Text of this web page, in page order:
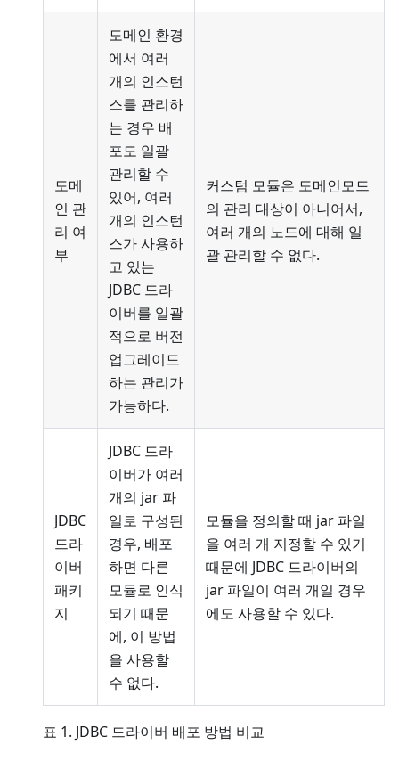
도메
인 관
리 여
부
도메인 환경
에서 여러
개의 인스턴
스를 관리하
는 경우 배
포도 일괄
관리할 수
있어, 여러
개의 인스턴
스가 사용하
고 있는
JDBC 드라
이버를 일괄
적으로 버전
업그레이드
하는 관리가
가능하다.
커스텀 모듈은 도메인모드
의 관리 대상이 아니어서,
여러 개의 노드에 대해 일
괄 관리할 수 없다.
JDBC
드라
이버
패키
지
JDBC 드라
이버가 여러
개의 jar 파
일로 구성된
경우, 배포
하면 다른
모듈로 인식
되기 때문
에, 이 방법
을 사용할
수 없다.
모듈을 정의할 때 jar 파일
을 여러 개 지정할 수 있기
때문에 JDBC 드라이버의
jar 파일이 여러 개일 경우
에도 사용할 수 있다.
표 1. JDBC 드라이버 배포 방법 비교